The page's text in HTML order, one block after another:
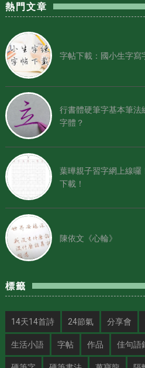
熱門文章
字帖下載：國小生字寫
行書體硬筆字基本筆
字體？
葉曄親子習字網上線
下載！
陳依文《心輪》
標籤
14天14首詩 24節氣 分享會
生活小語 字帖 作品 佳句語